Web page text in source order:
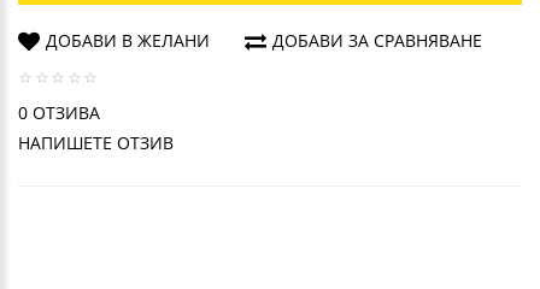
ДОБАВИ В ЖЕЛАНИ ДОБАВИ ЗА СРАВНЯВАНЕ
0 ОТЗИВА
НАПИШЕТЕ ОТЗИВ